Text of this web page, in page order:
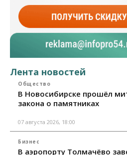
Лента новостей
Общество
В Новосибирске прошёл
закона о памятниках
07 августа 2026, 18:00
Бизнес
В аэропорту Толмачёво